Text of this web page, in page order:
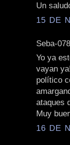
Un
15 DE
Seba-
Yo ya
vayan
político
ataques
Muy
16 DE